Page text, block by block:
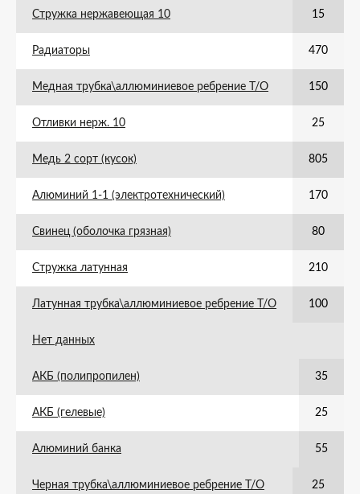
Стружка нержавеющая 10 15
Радиаторы 470
Медная трубка\аллюминиевое ребрение Т/О 150
Отливки нерж. 10 25
Медь 2 сорт (кусок) 805
Алюминий 1-1 (электротехнический) 170
Свинец (оболочка грязная) 80
Стружка латунная 210
Латунная трубка\аллюминиевое ребрение Т/О 100
Нет данных
АКБ (полипропилен) 35
АКБ (гелевые) 25
Алюминий банка 55
Черная трубка\аллюминиевое ребрение Т/О 25